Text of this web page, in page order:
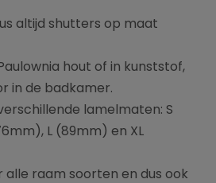
altijd shutters op maat
hout of in kunststof,
in de badkamer.
lamelmaten: S
L (89mm) en XL
alle raam soorten en dus ook